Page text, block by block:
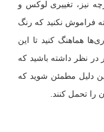
نیز، تغییری لوکس و
فراموش نکنید که رنگ
هماهنگ کنید تا این
در نظر داشته باشید که
دلیل مطمئن شوید که
را تحمل کنند.